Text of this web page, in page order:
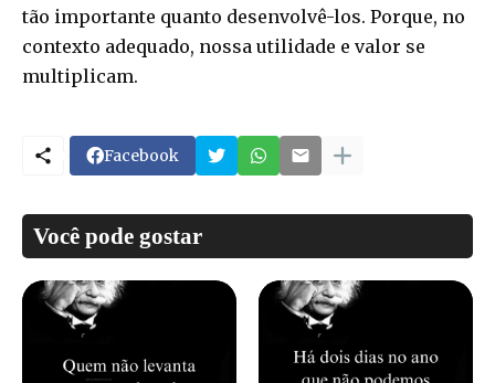
tão importante quanto desenvolvê-los. Porque, no
contexto adequado, nossa utilidade e valor se
multiplicam.
Facebook
Você pode gostar